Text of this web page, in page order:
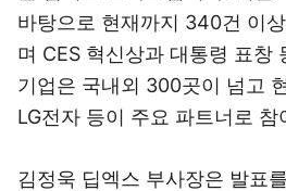
바탕으로 현재까지 340건 이
며 CES 혁신상과 대통령 표창
기업은 국내외 300곳이 넘고
LG전자 등이 주요 파트너로 참
김정욱 딥엑스 부사장은 발표